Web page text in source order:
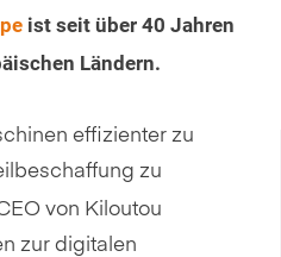
ist seit über 40 Jahren
Ländern.
effizienter zu
zu
von Kiloutou
zur digitalen